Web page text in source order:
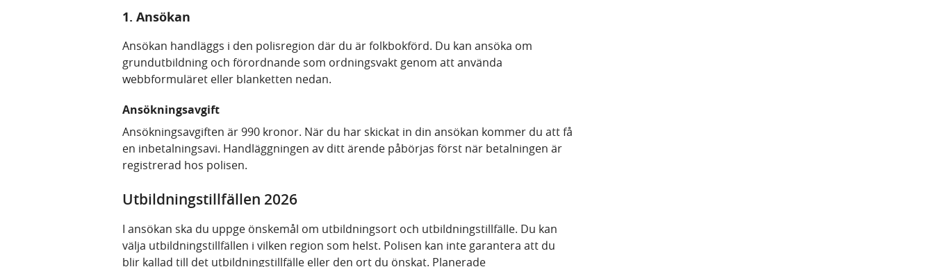
1. Ansökan
Ansökan handläggs i den polisregion där du är folkbokförd. Du kan ansöka om
grundutbildning och förordnande som ordningsvakt genom att använda
webbformuläret eller blanketten nedan.
Ansökningsavgift
Ansökningsavgiften är 990 kronor. När du har skickat in din ansökan kommer du att få
en inbetalningsavi. Handläggningen av ditt ärende påbörjas först när betalningen är
registrerad hos polisen.
Utbildningstillfällen 2026
I ansökan ska du uppge önskemål om utbildningsort och utbildningstillfälle. Du kan
välja utbildningstillfällen i vilken region som helst. Polisen kan inte garantera att du
blir kallad till det utbildningstillfälle eller den ort du önskat. Planerade